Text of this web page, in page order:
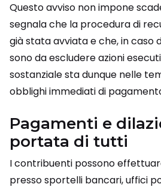
Questo avviso non impone
segnala che la procedura di
già stata avviata e che, in caso
sono da escludere azioni
sostanziale sta dunque nelle
obblighi immediati di
Pagamenti e
portata di tutti
I contribuenti possono
presso sportelli bancari, uffici